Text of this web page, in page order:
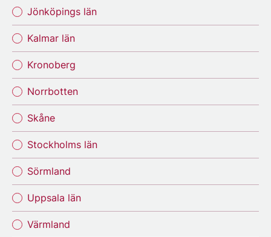
Jönköpings län
Kalmar län
Kronoberg
Norrbotten
Skåne
Stockholms län
Sörmland
Uppsala län
Värmland